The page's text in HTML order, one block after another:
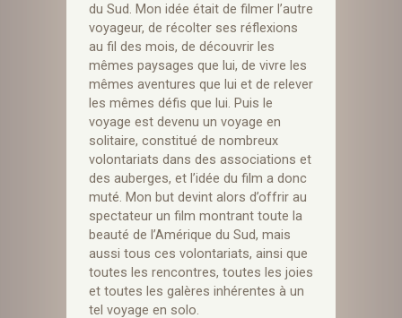
du Sud. Mon idée était de filmer l’autre
voyageur, de récolter ses réflexions
au fil des mois, de découvrir les
mêmes paysages que lui, de vivre les
mêmes aventures que lui et de relever
les mêmes défis que lui. Puis le
voyage est devenu un voyage en
solitaire, constitué de nombreux
volontariats dans des associations et
des auberges, et l’idée du film a donc
muté. Mon but devint alors d’offrir au
spectateur un film montrant toute la
beauté de l’Amérique du Sud, mais
aussi tous ces volontariats, ainsi que
toutes les rencontres, toutes les joies
et toutes les galères inhérentes à un
tel voyage en solo.